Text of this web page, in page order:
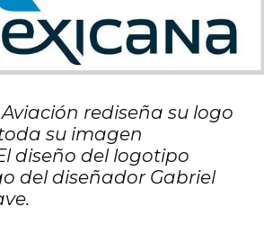
rediseña su logo
su imagen
diseño del logotipo
del diseñador Gabriel